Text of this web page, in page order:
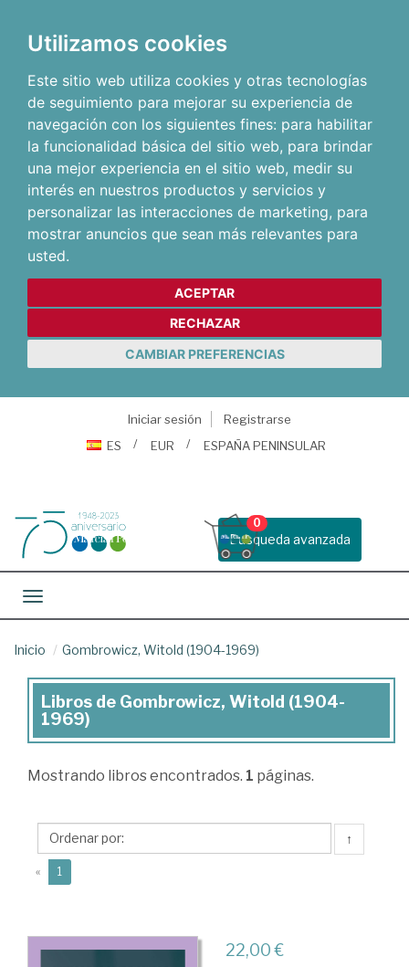
Utilizamos cookies
Este sitio web utiliza cookies y otras tecnologías
de seguimiento para mejorar su experiencia de
navegación con los siguientes fines: para habilitar
la funcionalidad básica del sitio web, para brindar
una mejor experiencia en el sitio web, medir su
interés en nuestros productos y servicios y
personalizar las interacciones de marketing, para
mostrar anuncios que sean más relevantes para
usted.
ACEPTAR
RECHAZAR
CAMBIAR PREFERENCIAS
Iniciar sesión
Registrarse
ES
EUR ESPAÑA PENINSULAR
Busqueda avanzada
0
Toggle navigation
Inicio Gombrowicz, Witold (1904-1969)
Libros
de
Gombrowicz,
(1904-
1969)
Libros de Gombrowicz, Witold (1904-
1969)
Mostrando libros encontrados. 1 páginas.
↑
« 1
22,00 €